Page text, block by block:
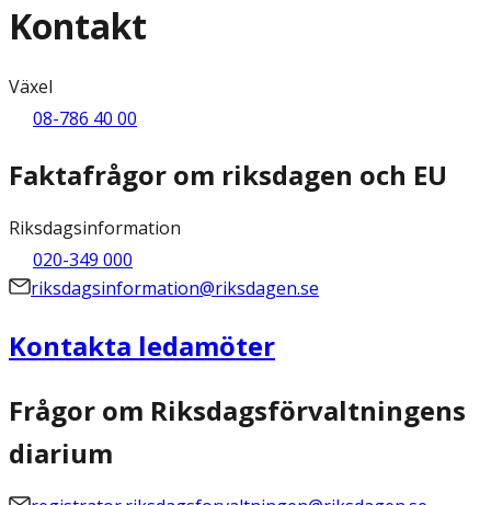
Kontakt
Växel
08-786 40 00
Faktafrågor om riksdagen och EU
Riksdagsinformation
020-349 000
riksdagsinformation@riksdagen.se
Kontakta ledamöter
Frågor om Riksdagsförvaltningens
diarium